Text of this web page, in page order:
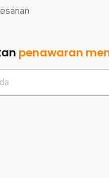
penawaran